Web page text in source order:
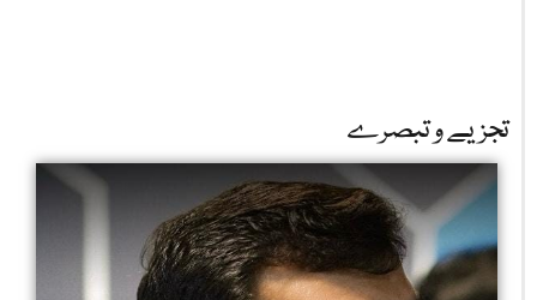
تجزیے و تبصرے